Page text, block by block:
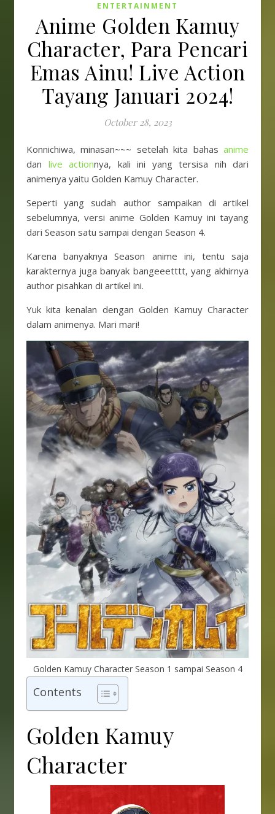
ENTERTAINMENT
Anime Golden Kamuy
Character, Para Pencari
Emas Ainu! Live Action
Tayang Januari 2024!
October 28, 2023
Konnichiwa, minasan~~~ setelah kita bahas anime
dan live actionnya, kali ini yang tersisa nih dari
animenya yaitu Golden Kamuy Character.
Seperti yang sudah author sampaikan di artikel
sebelumnya, versi anime Golden Kamuy ini tayang
dari Season satu sampai dengan Season 4.
Karena banyaknya Season anime ini, tentu saja
karakternya juga banyak bangeeetttt, yang akhirnya
author pisahkan di artikel ini.
Yuk kita kenalan dengan Golden Kamuy Character
dalam animenya. Mari mari!
Golden Kamuy Character Season 1 sampai Season 4
Contents
Golden Kamuy
Character